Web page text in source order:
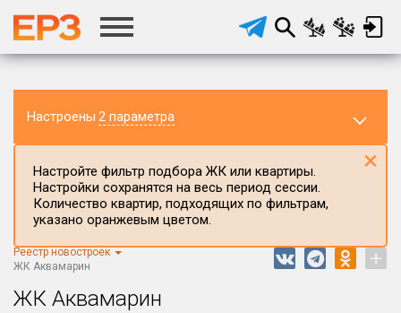
Настроены 2 параметра
Регион ЖК
Настройте фильтр подбора ЖК или квартиры.
Настройки сохранятся на весь период сессии.
Количество квартир, подходящих по фильтрам,
указано оранжевым цветом.
×
Реестр новостроек
ЖК Аквамарин
+
ЖК Аквамарин